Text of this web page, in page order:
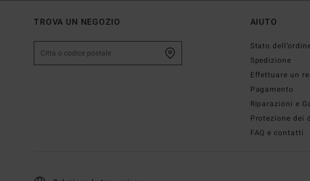
TROVA UN NEGOZIO AIUTO
Stato
Spedizione
Effettuare un
Pagamento
Riparazioni e
Protezione dei
FAQ e contatti